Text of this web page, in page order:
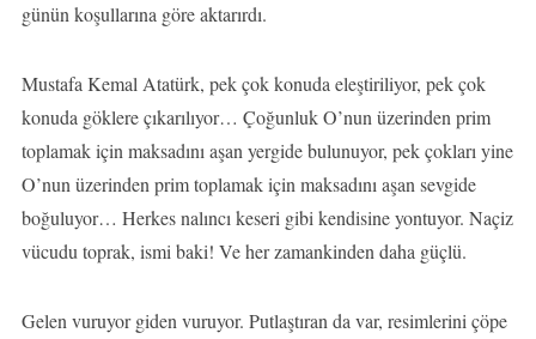
günün koşullarına göre aktarırdı.
Mustafa Kemal Atatürk, pek çok konuda eleştiriliyor, pek çok
konuda göklere çıkarılıyor… Çoğunluk O’nun üzerinden prim
toplamak için maksadını aşan yergide bulunuyor, pek çokları yine
O’nun üzerinden prim toplamak için maksadını aşan sevgide
boğuluyor… Herkes nalıncı keseri gibi kendisine yontuyor. Naçiz
vücudu toprak, ismi baki! Ve her zamankinden daha güçlü.
Gelen vuruyor giden vuruyor. Putlaştıran da var, resimlerini çöpe